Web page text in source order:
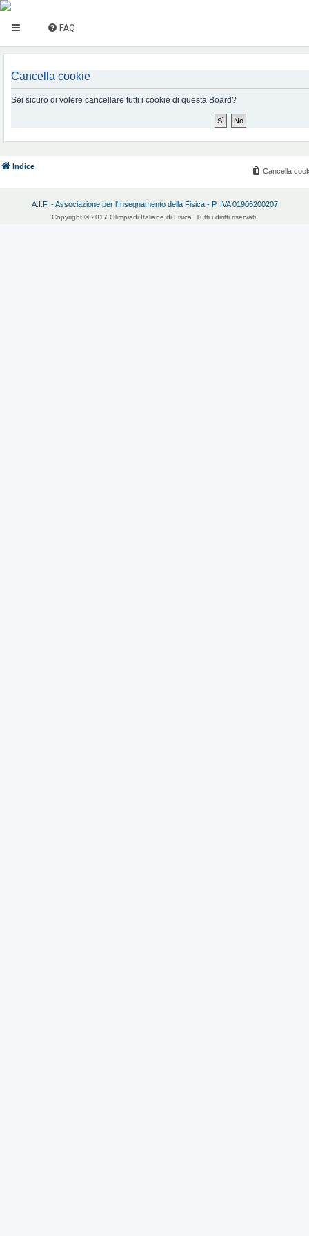
FAQ
Cancella cookie
Sei sicuro di volere cancellare tutti i cookie di questa Board?
Indice
Cancella
A.I.F. - Associazione per l'Insegnamento della Fisica - P. IVA 01906200207
Copyright © 2017 Olimpiadi Italiane di Fisica. Tutti i diritti riservati.